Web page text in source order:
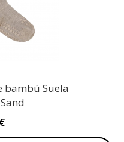
bambú Suela